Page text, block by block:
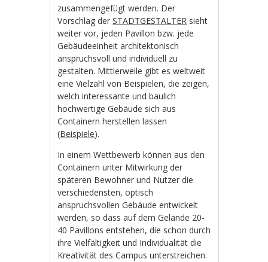
zusammengefügt werden. Der
Vorschlag derSTADTGESTALTER sieht
weiter vor, jeden Pavillon bzw. jede
Gebäudeeinheit architektonisch
anspruchsvoll und individuell zu
gestalten. Mittlerweile gibt es weltweit
eine Vielzahl von Beispielen, die zeigen,
welch interessante und baulich
hochwertige Gebäude sich aus
Containern herstellen lassen
(Beispiele).
In einem Wettbewerb können aus den
Containern unter Mitwirkung der
späteren Bewohner und Nutzer die
verschiedensten, optisch
anspruchsvollen Gebäude entwickelt
werden, so dass auf dem Gelände 20-
40 Pavillons entstehen, die schon durch
ihre Vielfältigkeit und Individualität die
Kreativität des Campus unterstreichen.